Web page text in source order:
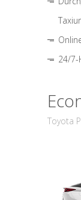
24/7-
Toyota